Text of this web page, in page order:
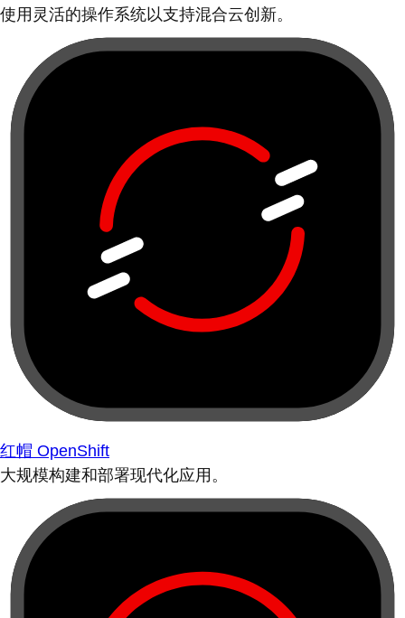
使用灵活的操作系统以支持混合云创新。
红帽 OpenShift
大规模构建和部署现代化应用。